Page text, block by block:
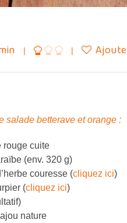
salade betterave et orange :
rouge cuite
(env. 320 g)
couresse (cliquez ici)
(cliquez ici)
nature